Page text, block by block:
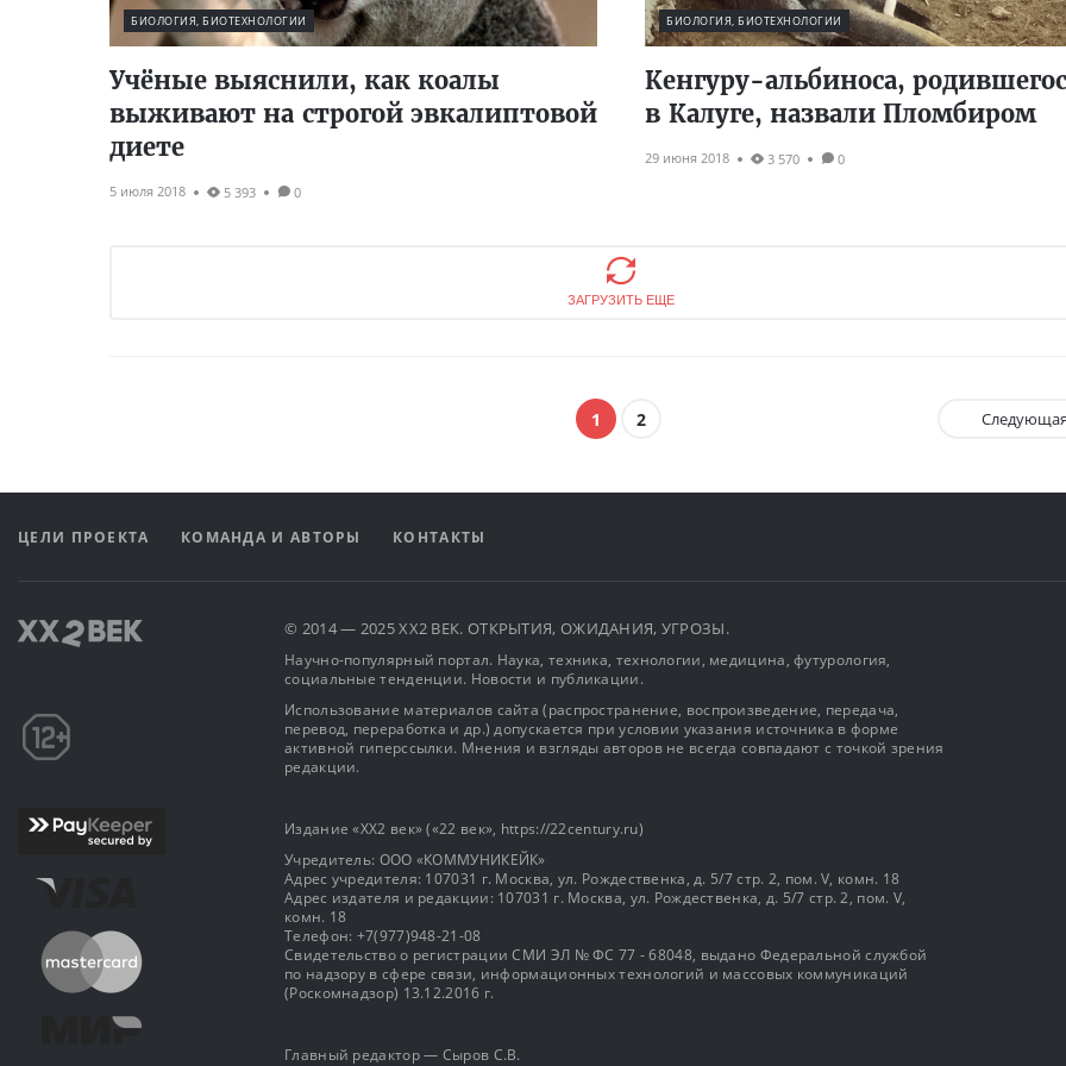
БИОЛОГИЯ, БИОТЕХНОЛОГИИ
Учёные выяснили, как коалы
выживают на строгой эвкалиптовой
диете
5 июля 2018 5 393 0
БИОЛОГИЯ, БИОТЕХНОЛОГИИ
Кенгуру-альбиноса,
в Калуге, назвали Пломбиром
29 июня 2018 3 570 0
ЗАГРУЗИТЬ ЕЩЕ
1 2
ЦЕЛИ ПРОЕКТА КОМАНДА И АВТОРЫ КОНТАКТЫ
© 2014 — 2025 XX2 ВЕК. ОТКРЫТИЯ, ОЖИДАНИЯ, УГРОЗЫ.
Научно-популярный портал. Наука, техника, технологии, медицина, футурология,
социальные тенденции. Новости и публикации.
Использование материалов сайта (распространение, воспроизведение, передача,
перевод, переработка и др.) допускается при условии указания источника в форме
активной гиперссылки. Мнения и взгляды авторов не всегда совпадают с точкой зрения
редакции.
Издание «XX2 век» («22 век», https://22century.ru)
Учредитель: OOO «КОММУНИКЕЙК»
Адрес учредителя: 107031 г. Москва, ул. Рождественка, д. 5/7 стр. 2, пом. V, комн. 18
Адрес издателя и редакции: 107031 г. Москва, ул. Рождественка, д. 5/7 стр. 2, пом. V,
комн. 18
Телефон: +7(977)948-21-08
Свидетельство о регистрации СМИ ЭЛ № ФС 77 - 68048, выдано Федеральной службой
по надзору в сфере связи, информационных технологий и массовых коммуникаций
(Роскомнадзор) 13.12.2016 г.
Главный редактор — Сыров С.В.